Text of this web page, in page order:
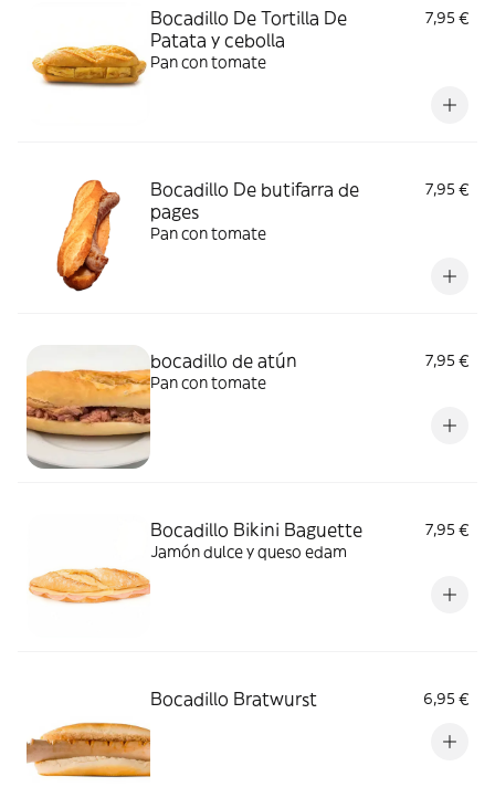
Bocadillo De Tortilla De
Patata y cebolla
7,95 €
Pan con tomate
Bocadillo De butifarra de
pages
7,95 €
Pan con tomate
bocadillo de atún
7,95 €
Pan con tomate
Bocadillo Bikini Baguette
7,95 €
Jamón dulce y queso edam
Bocadillo Bratwurst 6,95 €